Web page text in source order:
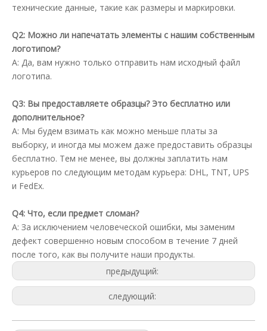
технические данные, такие как размеры и маркировки.
Q2: Можно ли напечатать элементы с нашим собственным
логотипом?
A: Да, вам нужно только отправить нам исходный файл
логотипа.
Q3: Вы предоставляете образцы? Это бесплатно или
дополнительное?
A: Мы будем взимать как можно меньше платы за
выборку, и иногда мы можем даже предоставить образцы
бесплатно. Тем не менее, вы должны заплатить нам
курьеров по следующим методам курьера: DHL, TNT, UPS
и FedEx.
Q4: Что, если предмет сломан?
A: За исключением человеческой ошибки, мы заменим
дефект совершенно новым способом в течение 7 дней
после того, как вы получите наши продукты.
предыдущий:
следующий: